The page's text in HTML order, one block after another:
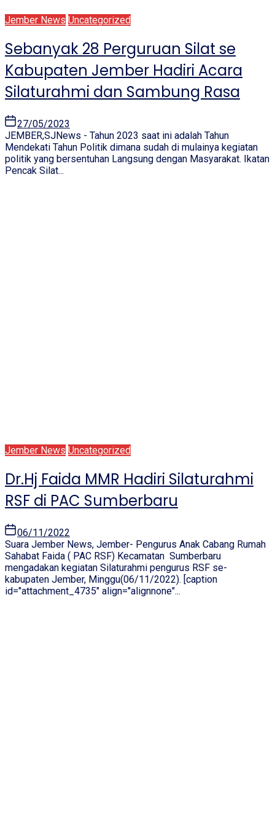
Jember News Uncategorized
Sebanyak 28 Perguruan Silat se
Kabupaten Jember Hadiri Acara
Silaturahmi dan Sambung Rasa
27/05/2023
JEMBER,SJNews - Tahun 2023 saat ini adalah Tahun
Mendekati Tahun Politik dimana sudah di mulainya kegiatan
politik yang bersentuhan Langsung dengan Masyarakat. Ikatan
Pencak Silat...
Jember News Uncategorized
Dr.Hj Faida MMR Hadiri Silaturahmi
RSF di PAC Sumberbaru
06/11/2022
Suara Jember News, Jember- Pengurus Anak Cabang Rumah
Sahabat Faida ( PAC RSF) Kecamatan Sumberbaru
mengadakan kegiatan Silaturahmi pengurus RSF se-
kabupaten Jember, Minggu(06/11/2022). [caption
id="attachment_4735" align="alignnone"...